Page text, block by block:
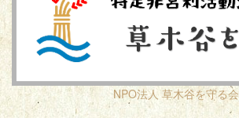
NPO法人 草木谷を守る会